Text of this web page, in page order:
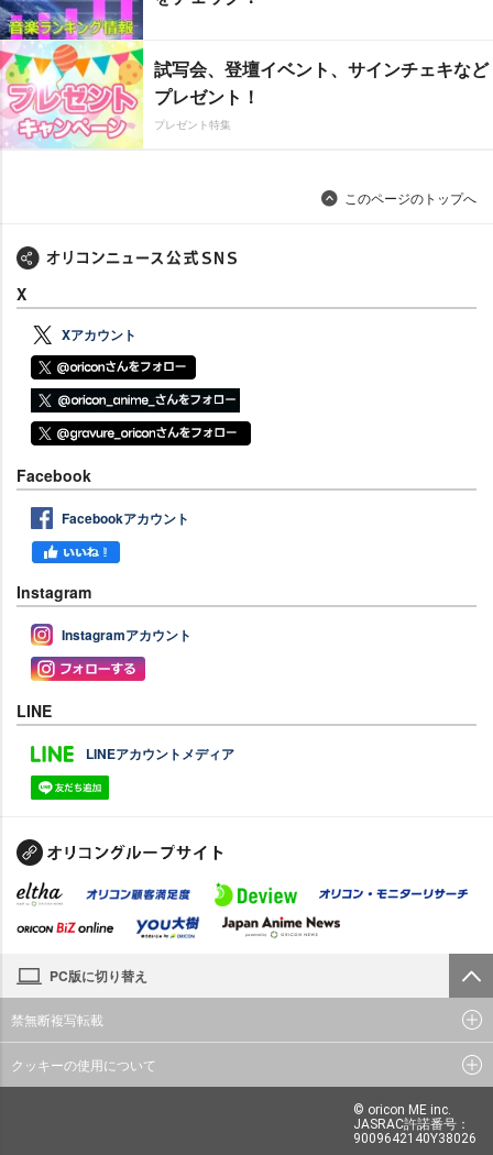
試写会、登壇イベント、サインチェキなど
プレゼント！
プレゼント特集
このページのトップへ
X
Xアカウント
Facebook
Facebookアカウント
Instagram
Instagramアカウント
LINE
LINEアカウントメディア
PC版に切り替え
禁無断複写転載
クッキーの使用について
© oricon ME inc.
JASRAC許諾番号：
9009642140Y38026